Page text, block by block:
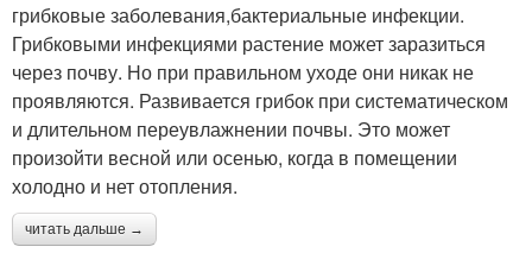
грибковые заболевания,бактериальные инфекции.
Грибковыми инфекциями растение может заразиться
через почву. Но при правильном уходе они никак не
проявляются. Развивается грибок при систематическом
и длительном переувлажнении почвы. Это может
произойти весной или осенью, когда в помещении
холодно и нет отопления.
читать дальше →